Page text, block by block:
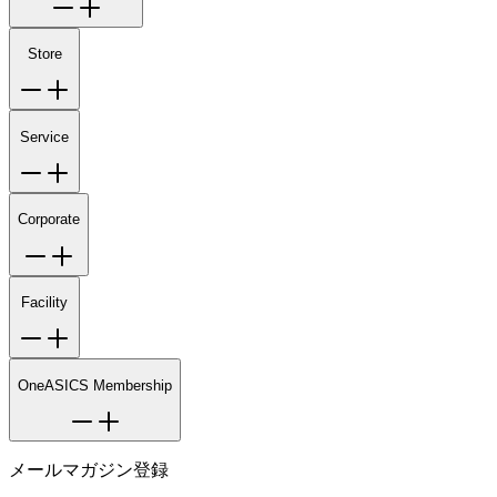
Store
Service
Corporate
Facility
OneASICS Membership
メールマガジン登録